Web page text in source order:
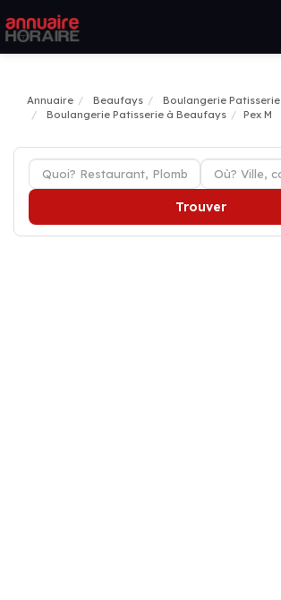
Annuaire Beaufays
Boulangerie Patisserie
Boulangerie Patisserie à Beaufays
Pex M
Trouver